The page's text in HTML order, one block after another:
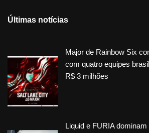
Últimas notícias
Major de Rainbow Six
com quatro equipes
R$ 3 milhões
Liquid e FURIA